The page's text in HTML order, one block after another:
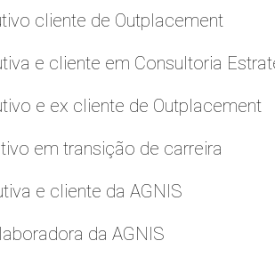
cliente de Outplacement
e cliente em Consultoria
e ex cliente de Outplacement
em transição de carreira
e cliente da AGNIS
da AGNIS